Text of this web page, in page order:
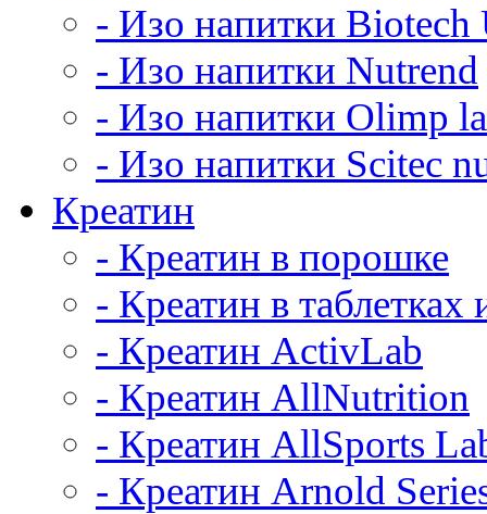
- Изо напитки Biotech
- Изо напитки Nutrend
- Изо напитки Olimp
- Изо напитки Scitec
Креатин
- Креатин в порошке
- Креатин в таблетках
- Креатин ActivLab
- Креатин AllNutrition
- Креатин AllSports
- Креатин Arnold